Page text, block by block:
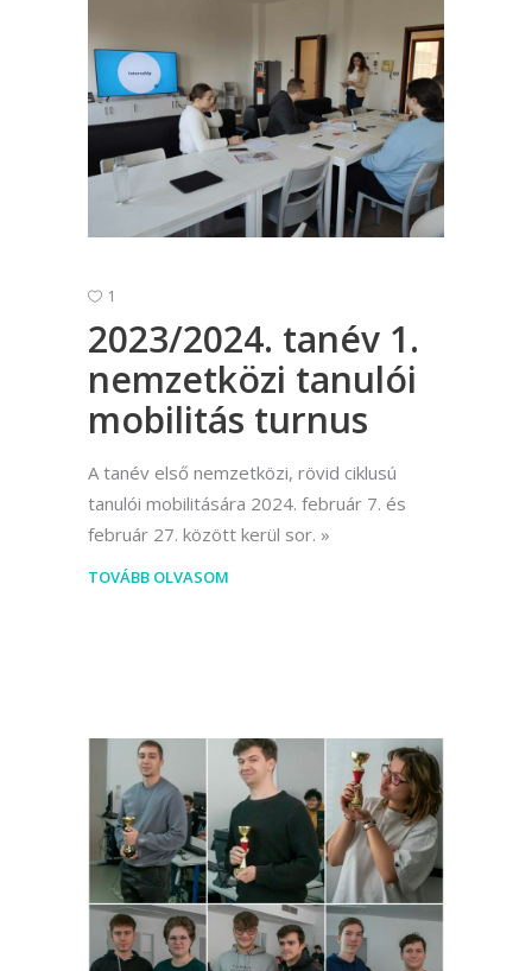
1
2023/2024. tanév 1.
nemzetközi tanulói
mobilitás turnus
A tanév első nemzetközi, rövid ciklusú
tanulói mobilitására 2024. február 7. és
február 27. között kerül sor.
TOVÁBB OLVASOM